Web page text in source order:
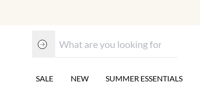
SALE NEW SUMMER ESSENTIALS